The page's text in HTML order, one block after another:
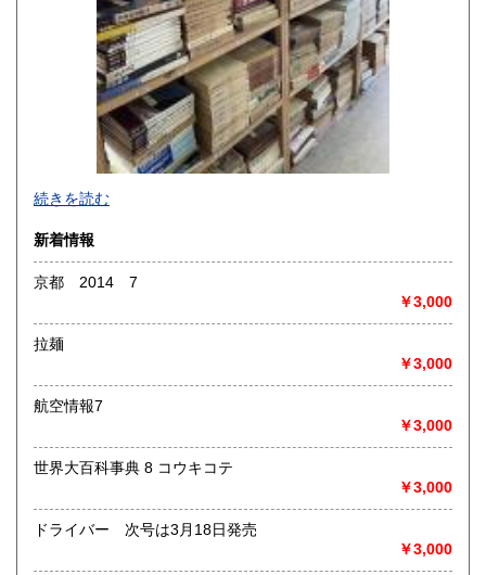
-
沿線名：-
最寄駅：-
営業時間：-
定休日：-
書籍の買取について
取り扱い分野
総記、哲学宗教、歴史、社会科学、自然科学、美術工芸、国
語国文、外国文学、古典籍、近代文献、趣味、外国書、サブ
カルチャー、古書一般（その他）
続きを読む
新着情報
京都 2014 7
￥3,000
拉麺
￥3,000
航空情報7
￥3,000
世界大百科事典 8 コウキコテ
￥3,000
ドライバー 次号は3月18日発売
￥3,000